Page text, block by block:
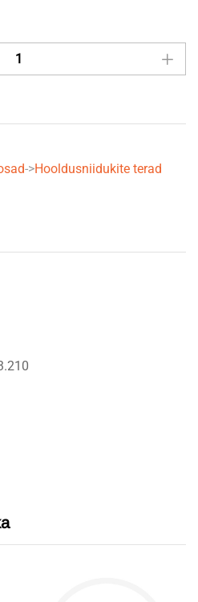
->Hooldusniidukite terad